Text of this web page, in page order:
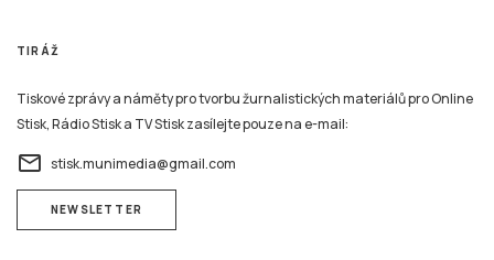
TIRÁŽ
Tiskové zprávy a náměty pro tvorbu žurnalistických materiálů pro Online
Stisk, Rádio Stisk a TV Stisk zasílejte pouze na e-mail:
email stisk.munimedia@gmail.com
NEWSLETTER